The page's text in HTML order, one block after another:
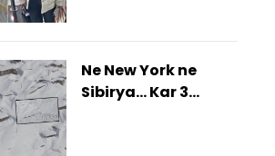
Ne New York ne
Sibirya... Kar 3